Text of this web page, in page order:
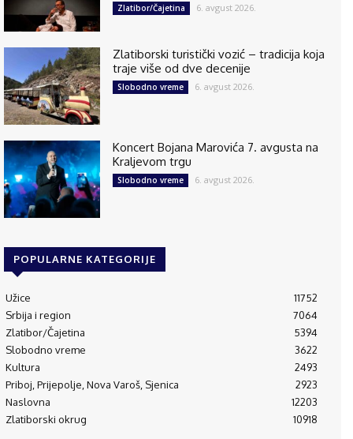
Zlatibor/Čajetina 6. avgust 2026.
Zlatiborski turistički vozić – tradicija koja
traje više od dve decenije
Slobodno vreme 6. avgust 2026.
Koncert Bojana Marovića 7. avgusta na
Kraljevom trgu
Slobodno vreme 6. avgust 2026.
POPULARNE KATEGORIJE
Užice
11752
Srbija i region
7064
Zlatibor/Čajetina
5394
Slobodno vreme
3622
Kultura
2493
Priboj, Prijepolje, Nova Varoš, Sjenica
2923
Naslovna
12203
Zlatiborski okrug
10918